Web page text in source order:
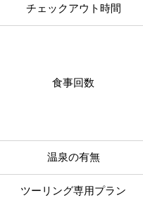
チェックアウト時間
食事回数
温泉の有無
ツーリング専用プラン